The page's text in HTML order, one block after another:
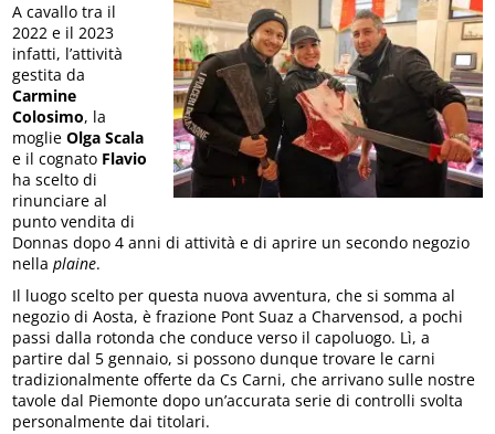
A cavallo tra il
2022 e il 2023
infatti, l’attività
gestita da
Carmine
Colosimo, la
moglieOlga Scala
e il cognato Flavio
ha scelto di
rinunciare al
punto vendita di
Donnas dopo 4 anni di attività e di aprire un secondo negozio
nellaplaine.
Il luogo scelto per questa nuova avventura, che si somma al
negozio di Aosta, è frazione Pont Suaz a Charvensod, a pochi
passi dalla rotonda che conduce verso il capoluogo. Lì, a
partire dal 5 gennaio, si possono dunque trovare le carni
tradizionalmente offerte da Cs Carni, che arrivano sulle nostre
tavole dal Piemonte dopo un’accurata serie di controlli svolta
personalmente dai titolari.